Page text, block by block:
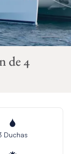
de 4
Duchas